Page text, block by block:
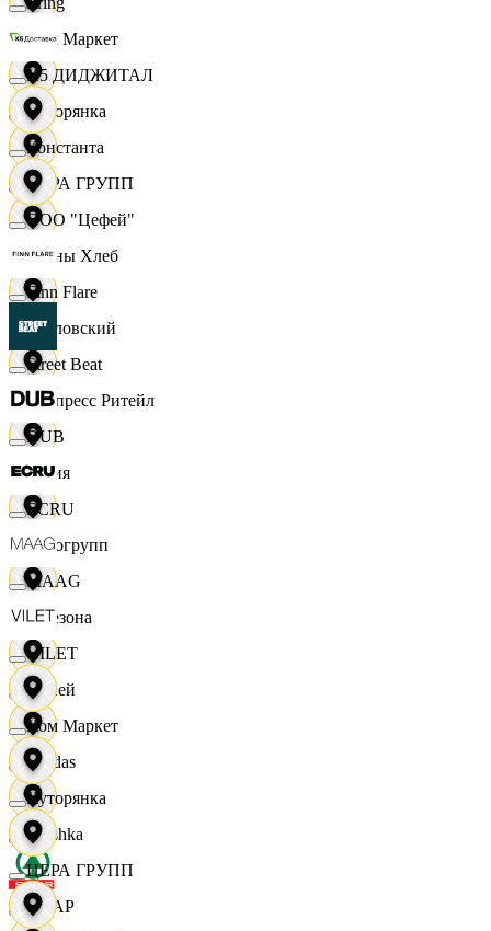
Хом Маркет
Хуторянка
ЦЕРА ГРУПП
Челны Хлеб
Чкаловский
Экспресс Ритейл
Юлия
Яркогрупп
4 Сезона
7 дней
Adidas
Bershka
СПАР
X5 ДИДЖИТАЛ
Константа
ООО "Цефей"
Finn Flare
Street Beat
DUB
ECRU
MAAG
VILET
Хом Маркет
Хуторянка
ЦЕРА ГРУПП